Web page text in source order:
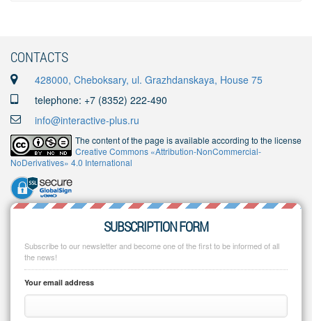
CONTACTS
428000, Cheboksary, ul. Grazhdanskaya, House 75
telephone: +7 (8352) 222-490
info@interactive-plus.ru
The content of the page is available according to the license
Creative Commons «Attribution-NonCommercial-
NoDerivatives» 4.0 International
SUBSCRIPTION FORM
Subscribe to our newsletter and become one of the first to be informed of all
the news!
Your email address